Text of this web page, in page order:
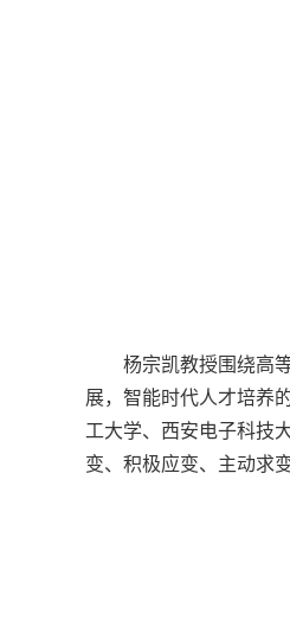
杨宗凯教授围绕高
展，智能时代人才培养
工大学、西安电子科技
变、积极应变、主动求